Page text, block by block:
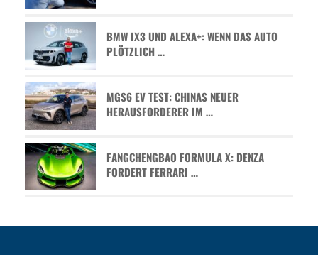
BMW IX3 UND ALEXA+: WENN DAS AUTO
PLÖTZLICH …
MGS6 EV TEST: CHINAS NEUER
HERAUSFORDERER IM …
FANGCHENGBAO FORMULA X: DENZA
FORDERT FERRARI …